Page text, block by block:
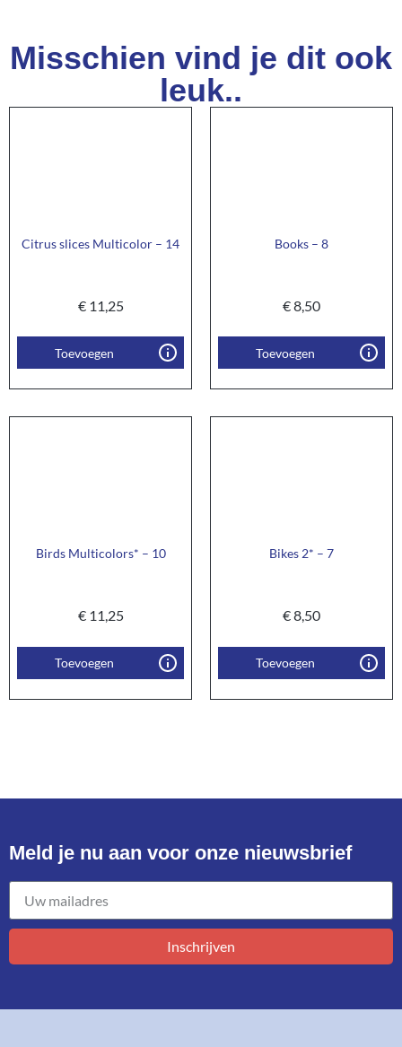
Misschien vind je dit ook
leuk..
Citrus slices Multicolor – 14
€11,25
Toevoegen
Books – 8
€8,50
Toevoegen
Birds Multicolors* – 10
€11,25
Toevoegen
Bikes 2* – 7
€8,50
Toevoegen
Meld je nu aan voor onze nieuwsbrief​
Inschrijven